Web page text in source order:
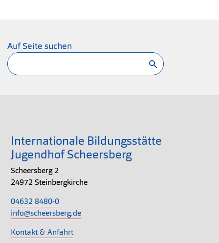
Auf Seite suchen
Suchen
Internationale Bildungsstätte
Jugendhof Scheersberg
Scheersberg 2
24972 Steinbergkirche
04632 8480-0
info@scheersberg.de
Kontakt & Anfahrt